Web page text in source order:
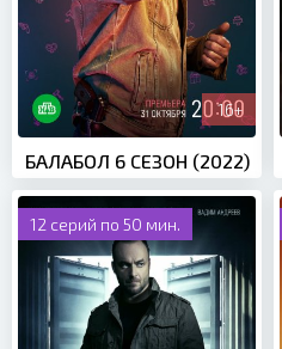
16+
БАЛАБОЛ 6 СЕЗОН (2022)
12 серий по 50 мин.